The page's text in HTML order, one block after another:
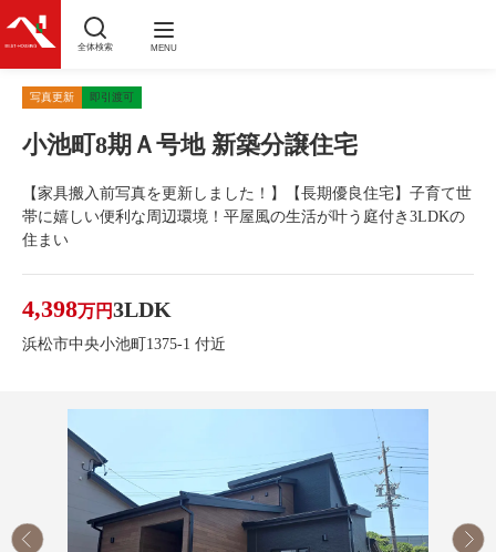
全体検索 MENU
写真更新 即引渡可
小池町8期Ａ号地 新築分譲住宅
【家具搬入前写真を更新しました！】【長期優良住宅】子育て世
帯に嬉しい便利な周辺環境！平屋風の生活が叶う庭付き3LDKの
住まい
4,398万円3LDK
浜松市中央小池町1375-1 付近